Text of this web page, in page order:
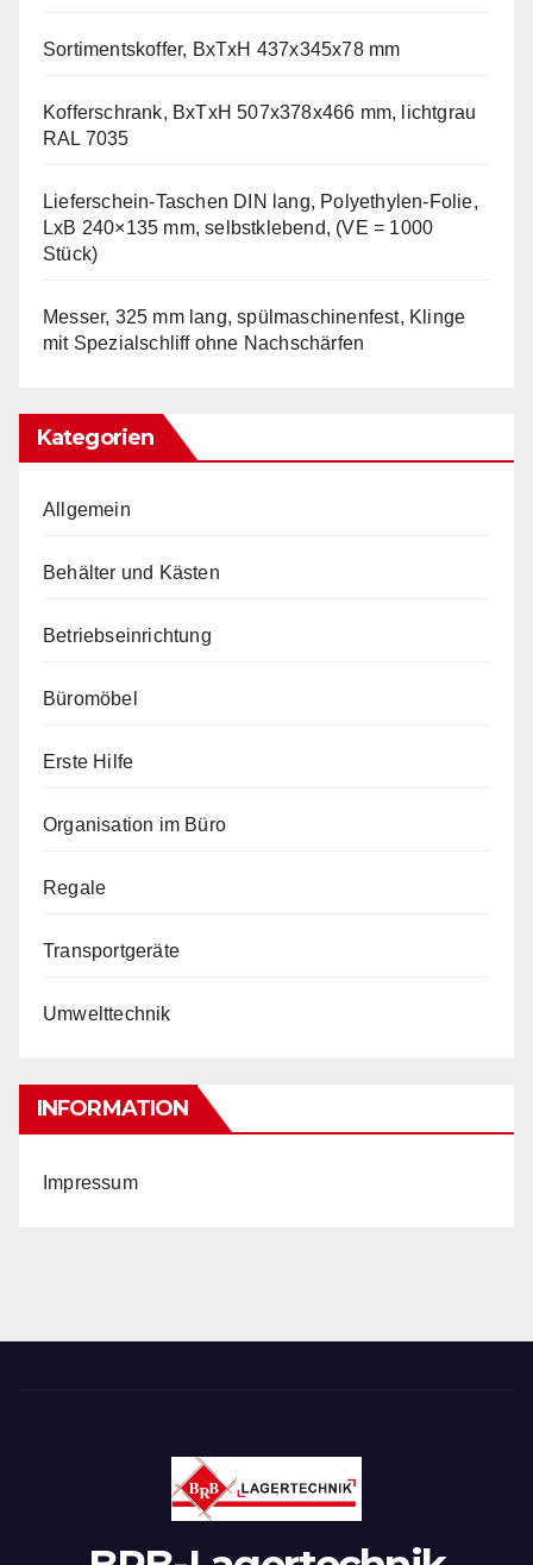
Sortimentskoffer, BxTxH 437x345x78 mm
Kofferschrank, BxTxH 507x378x466 mm, lichtgrau
RAL 7035
Lieferschein-Taschen DIN lang, Polyethylen-Folie,
LxB 240×135 mm, selbstklebend, (VE = 1000
Stück)
Messer, 325 mm lang, spülmaschinenfest, Klinge
mit Spezialschliff ohne Nachschärfen
Kategorien
Allgemein
Behälter und Kästen
Betriebseinrichtung
Büromöbel
Erste Hilfe
Organisation im Büro
Regale
Transportgeräte
Umwelttechnik
INFORMATION
Impressum